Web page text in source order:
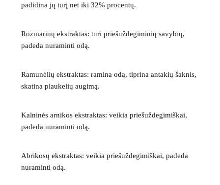
padidina jų turį net iki 32% procentų.
Rozmarinų ekstraktas: turi priešuždegiminių savybių,
padeda nuraminti odą.
Ramunėlių ekstraktas: ramina odą, tiprina antakių šaknis,
skatina plaukelių augimą.
Kalninės arnikos ekstraktas: veikia priešuždegimiškai,
padeda nuraminti odą.
Abrikosų ekstraktas: veikia priešuždegimiškai, padeda
nuraminti odą.